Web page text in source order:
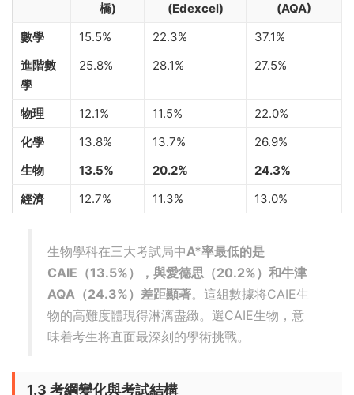
橋)
(Edexcel)
(AQA)
數學
15.5% 22.3%
37.1%
進階數
學
25.8% 28.1% 27.5%
物理 12.1% 11.5%
22.0%
化學
13.8% 13.7%
26.9%
生物
13.5% 20.2%
24.3%
經濟
12.7% 11.3% 13.0%
生物學科在三大考試局中A*率最低的是
CAIE（13.5%），與愛德思（20.2%）和牛津
AQA（24.3%）差距顯著。這組數據将CAIE生
物的高難度體現得淋漓盡緻。選CAIE生物，意
味着考生将直面最深刻的學術挑戰。
1.3 考綱變化與考試結構